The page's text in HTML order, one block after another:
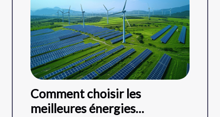
Comment choisir les
meilleures énergies